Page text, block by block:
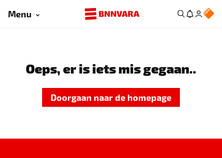
Menu
Oeps, er is iets mis gegaan..
Doorgaan naar de homepage